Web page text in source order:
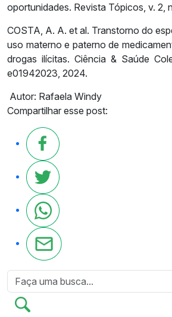
oportunidades. Revista Tópicos, v. 2,
COSTA, A. A. et al. Transtorno do
uso materno e paterno de
drogas ilícitas. Ciência & Saúde
e01942023, 2024.
Autor: Rafaela Windy
Compartilhar esse post: